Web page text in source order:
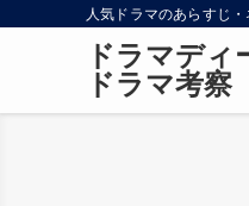
人気ドラマのあらすじ
ドラマデ
ドラマ考察